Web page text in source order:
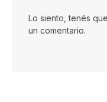
Lo siento, tenés
un comentario.